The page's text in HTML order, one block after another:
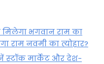
मिलेगा भगवान राम का
राम नवमी का त्योहार?
स्‍टॉक मार्केट और देश-